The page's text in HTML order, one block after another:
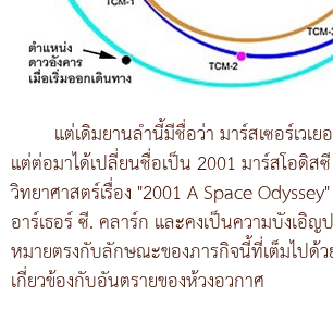
แต่เดิมยานลำนี้มีชื่อว่า มาร์สเซอร์เวเ
แต่ต่อมาได้เปลี่ยนชื่อเป็น 2001 มาร์สโอดิส
วิทยาศาสตร์เรื่อง "2001 A Space
อาร์เธอร์ ซี. คลาร์ก และคงเป็นความบังเอิ
หมายตรงกับลักษณะของภารกิจนี้ที่เต็มไปด้
เกี่ยวข้องกับอันตรายของห้วงอวกาศ